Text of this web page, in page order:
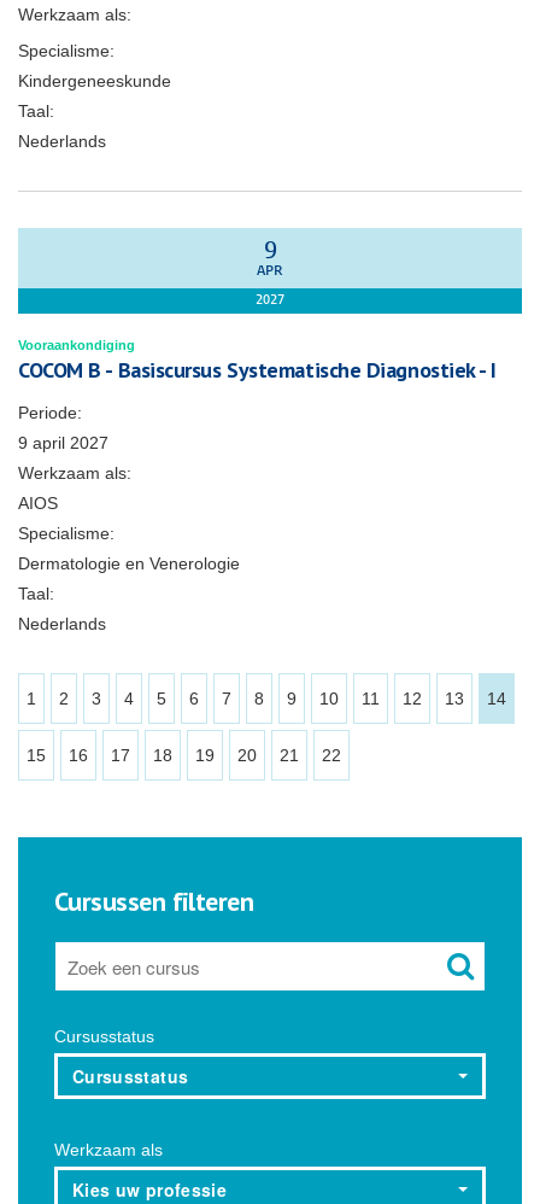
Werkzaam als:
Specialisme:
Kindergeneeskunde
Taal:
Nederlands
9
APR
2027
Vooraankondiging
COCOM B - Basiscursus Systematische Diagnostiek - I
Periode:
9 april 2027
Werkzaam als:
AIOS
Specialisme:
Dermatologie en Venerologie
Taal:
Nederlands
1 2 3 4 5 6 7 8 9 10 11 12 13 14
15 16 17 18 19 20 21 22
Cursussen filteren
Cursusstatus
Cursusstatus
Werkzaam als
Kies uw professie